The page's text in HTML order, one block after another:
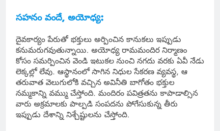
సహనం వందే, అయోధ్య:
దైవకార్యం పేరుతో భక్తులు అర్పించిన కానుకలు ఇప్పుడు
కనుమరుగవుతున్నాయి. అయోధ్య రామమందిర నిర్మాణం
కోసం సమర్పించిన వెండి ఇటుకల నుంచి నగదు వరకు ఏవీ నేడు
లెక్కల్లో లేవు. ఆస్థానంలో సాగిన నిధుల సేకరణ వ్యవస్థ, ఆ
తరువాత వెలుగులోకి వచ్చిన అవినీతి బాగోతం భక్తుల
నమ్మకాన్ని వమ్ము చేస్తోంది. మందిరం పవిత్రతను కాపాడాల్సిన
వారు అక్రమాలకు పాల్పడి సంపదను పోగేసుకున్న తీరు
ఇప్పుడు దేశాన్ని నిశ్చేష్టులను చేస్తోంది.